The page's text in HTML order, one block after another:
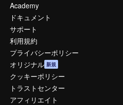
Academy
ドキュメント
サポート
利用規約
プライバシーポリシー
オリジナル 新規
クッキーポリシー
トラストセンター
アフィリエイト